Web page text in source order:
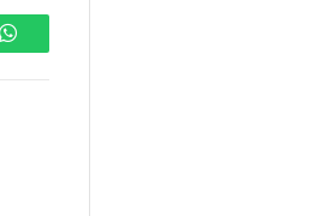
WhatsApp